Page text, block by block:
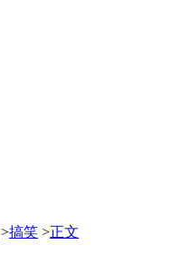
>搞笑 >正文